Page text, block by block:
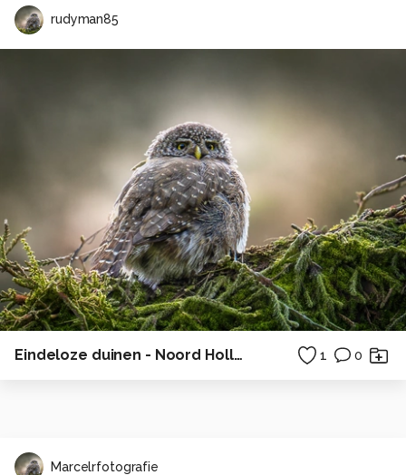
rudyman85
Eindeloze duinen - Noord Holland 1 0
Marcelrfotografie